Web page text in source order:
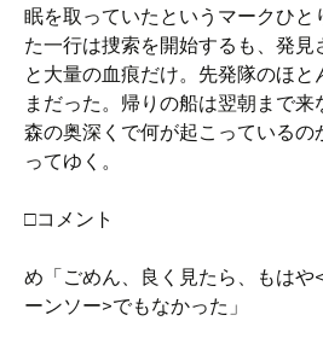
眠を取っていたというマークひと
た一行は捜索を開始するも、発見
と大量の血痕だけ。先発隊のほと
まだった。帰りの船は翌朝まで
森の奥深くで何が起こっているの
ってゆく。
□コメント
め「ごめん、良く見たら、もはや
ーンソー>でもなかった」